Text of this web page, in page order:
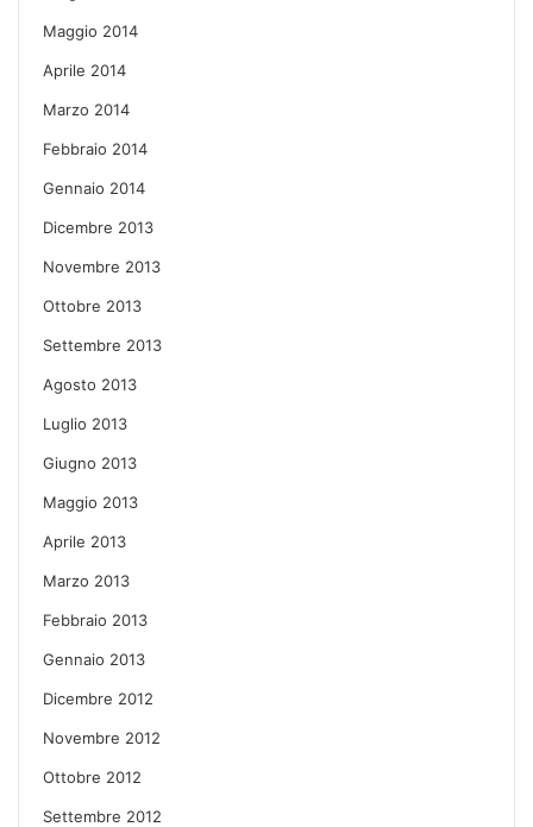
Maggio 2014
Aprile 2014
Marzo 2014
Febbraio 2014
Gennaio 2014
Dicembre 2013
Novembre 2013
Ottobre 2013
Settembre 2013
Agosto 2013
Luglio 2013
Giugno 2013
Maggio 2013
Aprile 2013
Marzo 2013
Febbraio 2013
Gennaio 2013
Dicembre 2012
Novembre 2012
Ottobre 2012
Settembre 2012